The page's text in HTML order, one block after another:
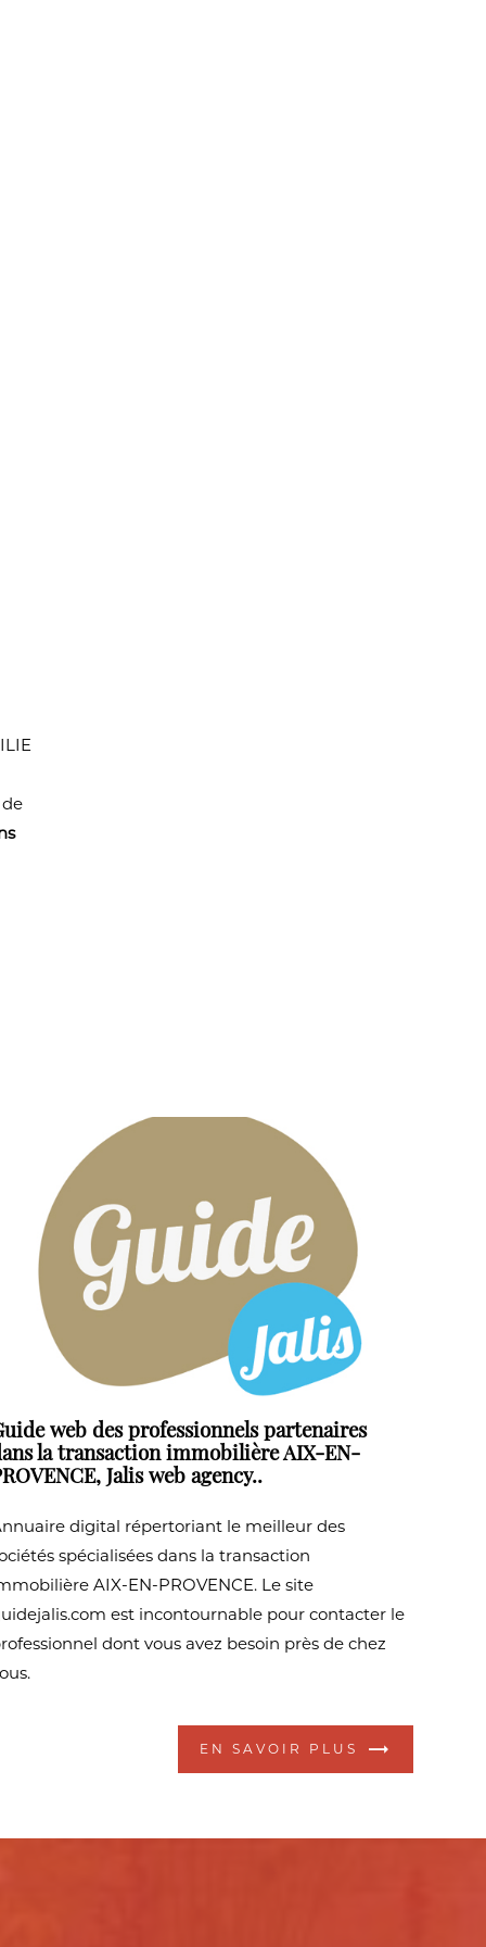
web des professionnels partenaires
la transaction immobilière AIX-EN-
Jalis web agency..
digital répertoriant le meilleur des
spécialisées dans la transaction
AIX-EN-PROVENCE. Le site
est incontournable pour contacter le
dont vous avez besoin près de chez
EN SAVOIR PLUS